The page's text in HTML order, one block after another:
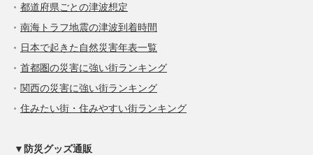
都道府県ごとの津波想定
南海トラフ地震の津波到着時間
日本で起きた自然災害年表一覧
首都圏の災害に強い街ランキング
関西の災害に強い街ランキング
住みたい街・住みやすい街ランキング
▼防災グッズ通販